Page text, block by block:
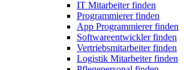
IT Mitarbeiter finden
Programmierer finden
App Programmierer finden
Softwareentwickler finden
Vertriebsmitarbeiter finden
Logistik Mitarbeiter finden